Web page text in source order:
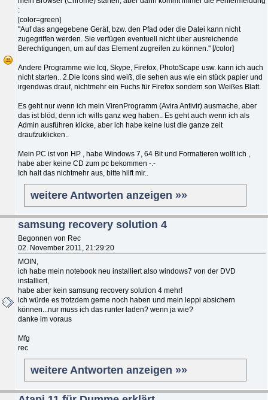
:
[color=green]
''Auf das angegebene Gerät, bzw. den Pfad oder die Datei kann nicht
zugegriffen werden. Sie verfügen eventuell nicht über ausreichende
Berechtigungen, um auf das Element zugreifen zu können.'' [/color]
Andere Programme wie Icq, Skype, Firefox, PhotoScape usw. kann ich auch
nicht starten.. 2.Die Icons sind weiß, die sehen aus wie ein stück papier und
irgendwas drauf, nichtmehr ein Fuchs für Firefox sondern son Weißes Blatt.
Es geht nur wenn ich mein VirenProgramm (Avira Antivir) ausmache, aber
das ist blöd, denn ich wills ganz weg haben.. Es geht auch wenn ich als
Admin ausführen klicke, aber ich habe keine lust die ganze zeit
draufzuklicken..
Mein PC ist von HP , habe Windows 7, 64 Bit und Formatieren wollt ich ,
habe aber keine CD zum pc bekommen -.-
Ich halt das nichtmehr aus, bitte hilft mir..
weitere Antworten anzeigen »»
samsung recovery solution 4
Begonnen von Rec
02. November 2011, 21:29:20
MOIN,
ich habe mein notebook neu installiert also windows7 von der DVD
installiert,
habe aber kein samsung recovery solution 4 mehr!
ich würde es trotzdem gerne noch haben und mein leppi absichern
können...nur muss ich das runter laden? wenn ja wie?
danke im voraus
Mfg
rec
weitere Antworten anzeigen »»